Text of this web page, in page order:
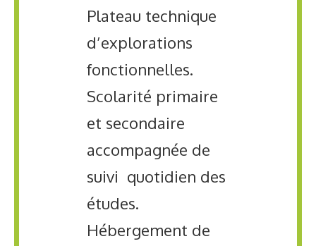
Plateau technique
d’explorations
fonctionnelles.
Scolarité primaire
et secondaire
accompagnée de
suivi quotidien des
études.
Hébergement de